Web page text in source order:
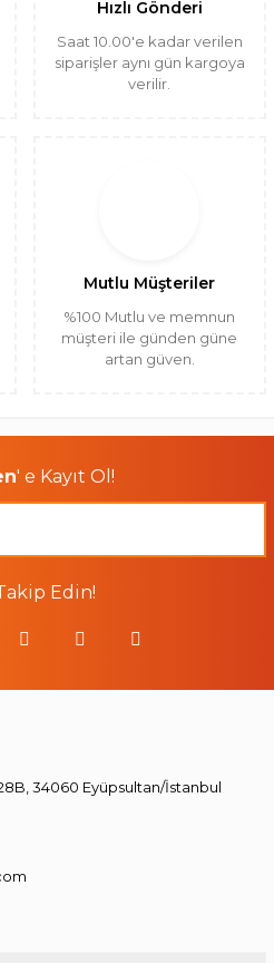
Hızlı Gönderi
Saat 10.00'e kadar verilen
siparişler aynı gün kargoya
verilir.
Mutlu Müşteriler
%100 Mutlu ve memnun
müşteri ile günden güne
artan güven.
' e Kayıt Ol!
Edin!
34060 Eyüpsultan/İstanbul